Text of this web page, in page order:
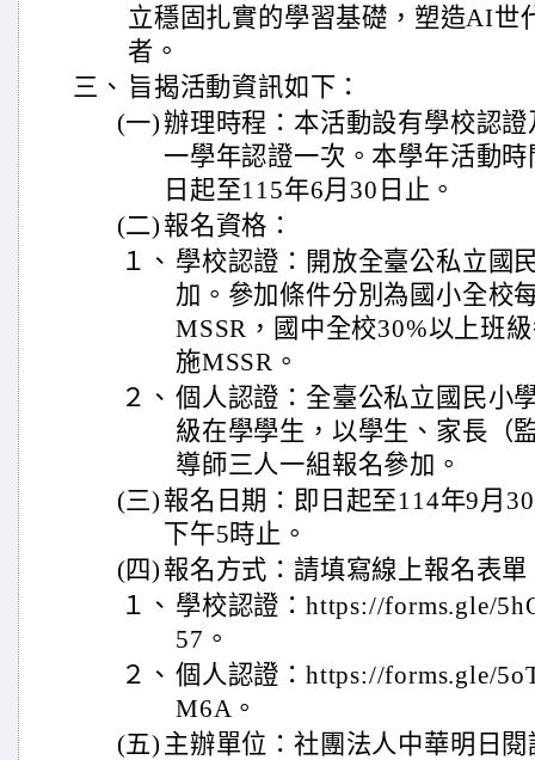
立穩固扎實的學習基礎，塑造AI世
者。
三、 旨揭活動資訊如下：
(一)辦理時程：本活動設有學校認
一學年認證一次。本學年活動
日起至115年6月30日止。
(二) 報名資格：
１、 學校認證：開放全臺公私立國
加。參加條件分別為國小全校
MSSR，國中全校30%以上班
施MSSR。
２、 個人認證：全臺公私立國民小
級在學學生，以學生、家長（
導師三人一組報名參加。
(三) 報名日期：即日起至114年9月
下午5時止。
(四) 報名方式：請填寫線上報名表單
１、 學校認證：https://forms.gle/
57。
２、 個人認證：https://forms.gle/
M6A。
(五) 主辦單位：社團法人中華明日